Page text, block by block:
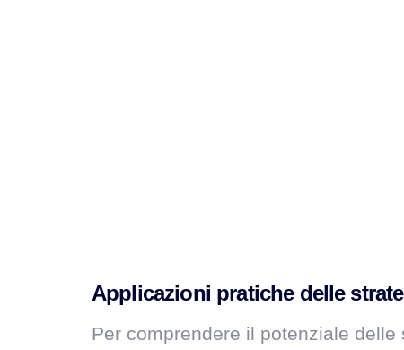
Applicazioni pratiche delle
Per comprendere il potenziale